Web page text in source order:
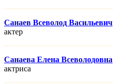
Санаев Всеволод Васильевич
актер
Санаева Елена Всеволодовна
актриса